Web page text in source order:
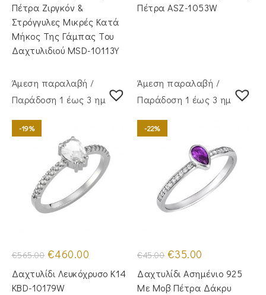
Πέτρα Ζιργκόν &
Στρόγγυλες Μικρές Κατά
Μήκος Της Γάμπας Του
Δαχτυλιδιού MSD-10113Y
Πέτρα ASZ-1053W
Άμεση παραλαβή /
Παράδoση 1 έως 3 ημέρες
-19%
€565.00 Original
price
was:
€565.00.
€460.00
είναι:
Δαχτυλίδι Λευκόχρυσο Κ14
KBD-10179W
Άμεση παραλαβή /
Παράδoση 1 έως 3 ημέρες
-22%
€45.00 Original
price
was:
€45.00.
€35.00
τιμή
είναι:
€35.00.
Δαχτυλίδι Ασημένιο 925
Με Μοβ Πέτρα Δάκρυ